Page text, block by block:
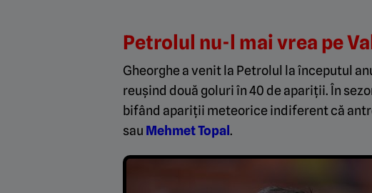
Petrolul nu-l mai vrea pe
Gheorghe a venit la Petrolul la începutul
reușind două goluri în 40 de apariții. În
bifând apariții meteorice indiferent că
sau Mehmet Topal .